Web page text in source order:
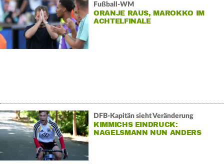
Fußball-WM
ORANJE RAUS, MAROKKO IM
ACHTELFINALE
DFB-Kapitän sieht Veränderung
KIMMICHS EINDRUCK:
NAGELSMANN NUN ANDERS